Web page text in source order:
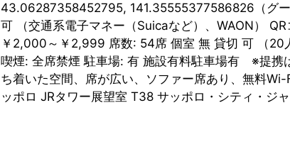
43.06287358452795, 141.35555377586826（グ
可 （交通系電子マネー（Suicaなど）、WAON）
￥2,000～￥2,999 席数: 54席 個室 無 貸切 可 （20
喫煙: 全席禁煙 駐車場: 有 施設有料駐車場有 ※提携
ち着いた空間、席が広い、ソファー席あり、無料
ッポロ JRタワー展望室 T38 サッポロ・シティ・ジ